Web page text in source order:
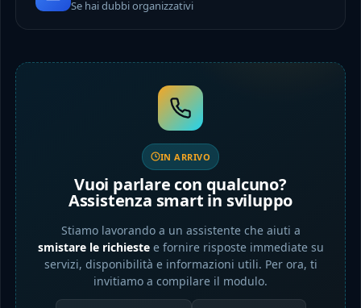
Se hai dubbi organizzativi
IN ARRIVO
Vuoi parlare con qualcuno?
Assistenza smart in sviluppo
Stiamo lavorando a un assistente che aiuti a
smistare le richiestee fornire risposte immediate su
servizi, disponibilità e informazioni utili. Per ora, ti
invitiamo a compilare il modulo.